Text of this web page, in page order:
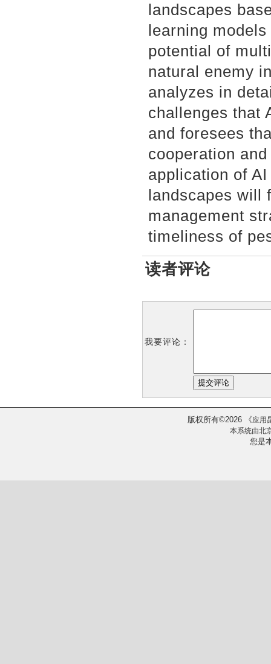
landscapes
learning
potential of
natural enemy
analyzes in
challenges that
and foresees
cooperation
application of
landscapes will
management
timeliness of
读者评论
我要评论：
版权所有©2026 《应用
本系统由北
您是